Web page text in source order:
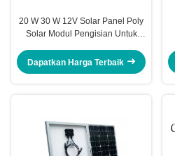
20 W 30 W 12V Solar Panel Poly
Solar Modul Pengisian Untuk
Dapatkan Harga Terbaik